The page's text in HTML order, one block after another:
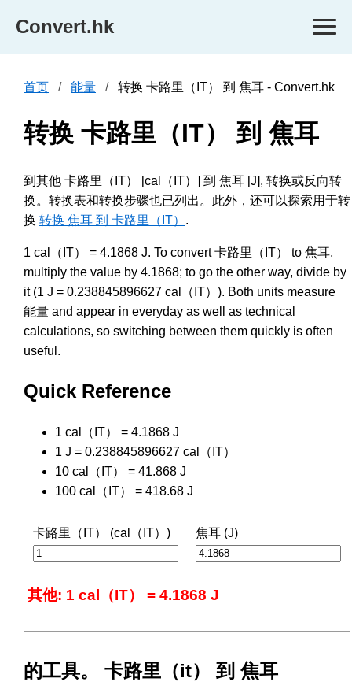
Convert.hk
首页 能量 转换 卡路里（IT） 到 焦耳 - Convert.hk
转换 卡路里（IT） 到 焦耳
到其他 卡路里（IT） [cal（IT）] 到 焦耳 [J], 转换或反向转
换。转换表和转换步骤也已列出。此外，还可以探索用于转
换 转换 焦耳 到 卡路里（IT） .
1 cal（IT） = 4.1868 J. To convert 卡路里（IT） to 焦耳,
multiply the value by 4.1868; to go the other way, divide by
it (1 J = 0.238845896627 cal（IT）). Both units measure
能量 and appear in everyday as well as technical
calculations, so switching between them quickly is often
useful.
Quick Reference
1 cal（IT） = 4.1868 J
1 J = 0.238845896627 cal（IT）
10 cal（IT） = 41.868 J
100 cal（IT） = 418.68 J
卡路里（IT） (cal（IT）) 焦耳 (J)
其他: 1 cal（IT） = 4.1868 J
的工具。 卡路里（it） 到 焦耳